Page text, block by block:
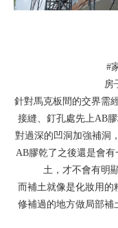
#
房
針對馬克板間的交界需
接縫、釘孔處先上AB
對過深的凹洞加強補洞
AB膠乾了之後還是會
土，才不會有明
而補土就像是化妝用
修補過的地方做局部補